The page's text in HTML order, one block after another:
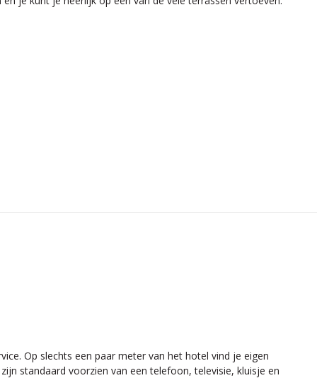
Op slechts een paar meter van het hotel vind je eigen
standaard voorzien van een telefoon, televisie, kluisje en